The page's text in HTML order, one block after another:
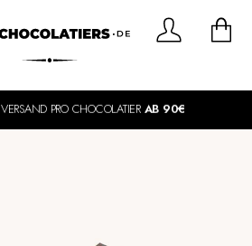
VERSAND PRO CHOCOLATIER AB 90€